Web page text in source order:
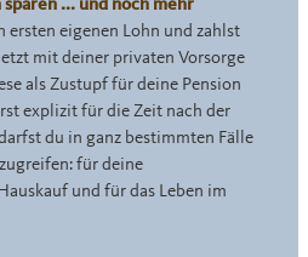
... und noch mehr
ersten eigenen Lohn und zahlst
mit deiner privaten Vorsorge
als Zustupf für deine Pension
explizit für die Zeit nach der
du in ganz bestimmten Fälle
für deine
und für das Leben im